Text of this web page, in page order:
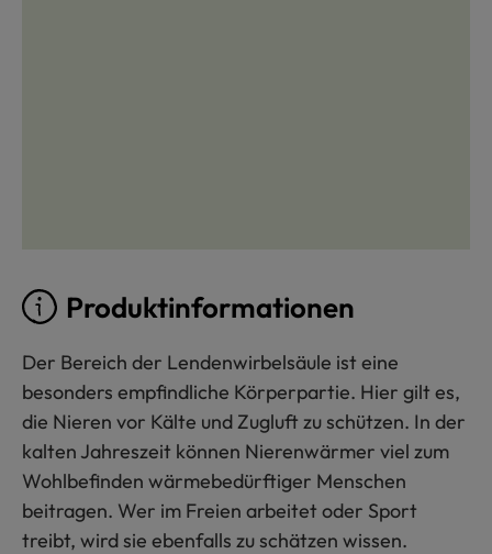
Produktinformationen
Der Bereich der Lendenwirbelsäule ist eine
besonders empfindliche Körperpartie. Hier gilt es,
die Nieren vor Kälte und Zugluft zu schützen. In der
kalten Jahreszeit können Nierenwärmer viel zum
Wohlbefinden wärmebedürftiger Menschen
beitragen. Wer im Freien arbeitet oder Sport
treibt, wird sie ebenfalls zu schätzen wissen.